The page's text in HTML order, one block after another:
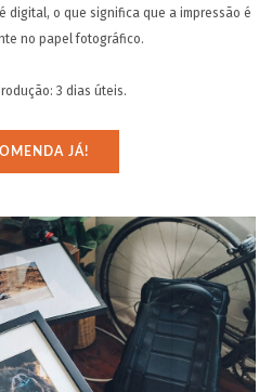
digital, o que significa que a impressão é
no papel fotográfico.
3 dias úteis.
JÁ!